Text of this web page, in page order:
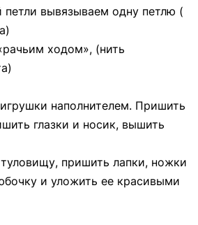
петли вывязываем одну петлю (
ходом», (нить
наполнителем. Пришить
глазки и носик, вышить
пришить лапки, ножки
и уложить ее красивыми